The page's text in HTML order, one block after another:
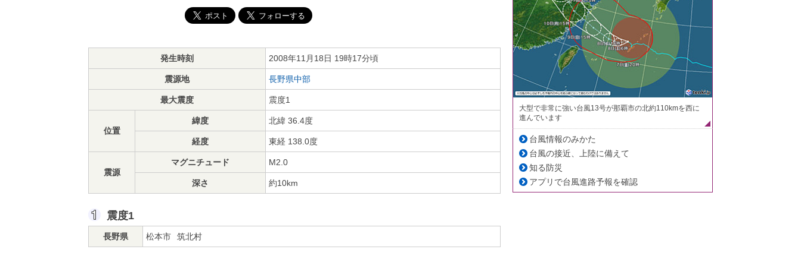
発生時刻 2008年11月18日 19時17分頃
震源地 長野県中部
最大震度 震度1
位置
緯度 北緯 36.4度
経度 東経 138.0度
震源
マグニチュード M2.0
深さ 約10km
震度1
長野県 松本市 筑北村
大型で非常に強い台風13号が那覇市の北約110kmを西に
進んでいます
台風情報のみかた
台風の接近、上陸に備えて
知る防災
アプリで台風進路予報を確認